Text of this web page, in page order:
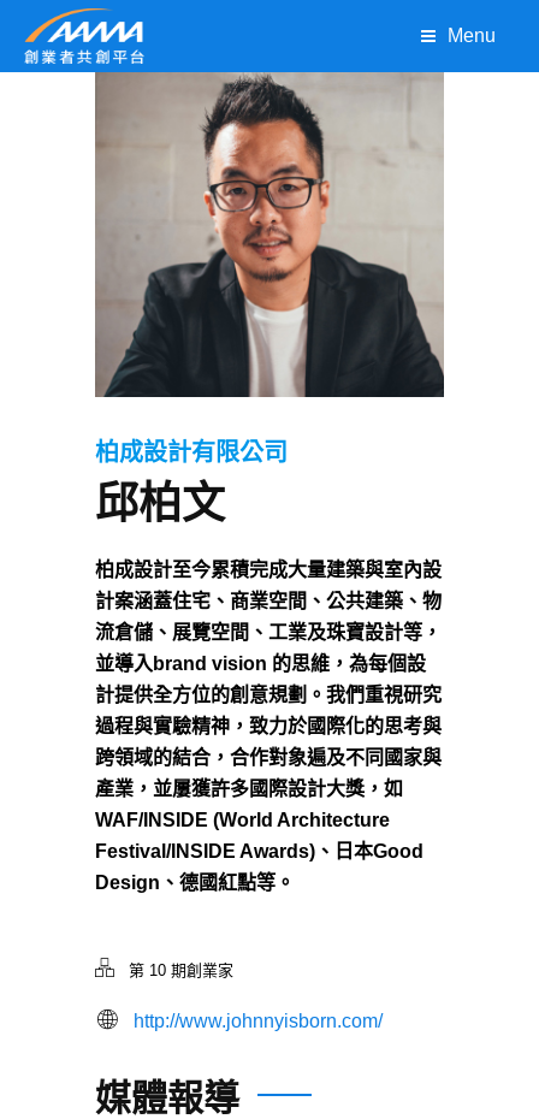
Menu
柏成設計有限公司
邱柏文
柏成設計至今累積完成大量建築與室內設
計案涵蓋住宅、商業空間、公共建築、物
流倉儲、展覽空間、工業及珠寶設計等，
並導入brand vision 的思維，為每個設
計提供全方位的創意規劃。我們重視研究
過程與實驗精神，致力於國際化的思考與
跨領域的結合，合作對象遍及不同國家與
產業，並屢獲許多國際設計大獎，如
WAF/INSIDE (World Architecture
Festival/INSIDE Awards)、日本Good
Design、德國紅點等。
第 10 期創業家
http://www.johnnyisborn.com/
媒體報導